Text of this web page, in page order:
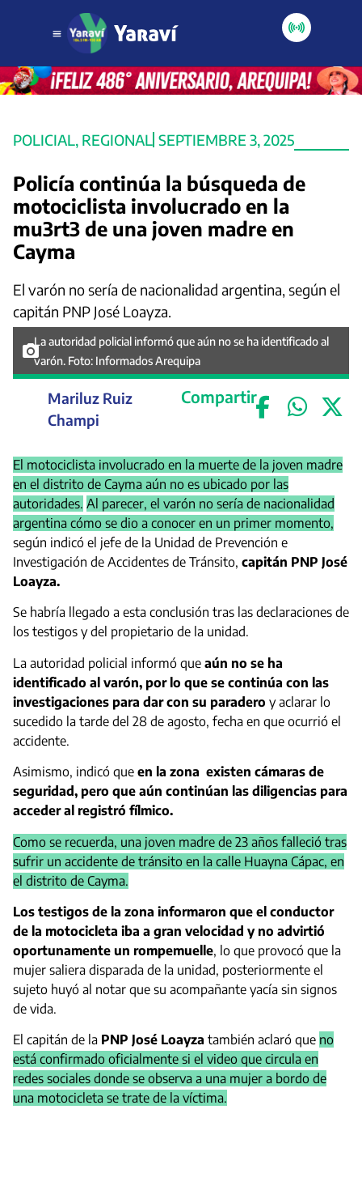
POLICIAL, REGIONAL SEPTIEMBRE 3, 2025
Policía continúa la búsqueda de
motociclista involucrado en la
mu3rt3 de una joven madre en
Cayma
El varón no sería de nacionalidad argentina, según el
capitán PNP José Loayza.
La autoridad policial informó que aún no se ha identificado al
varón. Foto: Informados Arequipa
Mariluz Ruiz
Champi
Compartir
El motociclista involucrado en la muerte de la joven madre
en el distrito de Cayma aún no es ubicado por las
autoridades. Al parecer, el varón no sería de nacionalidad
argentina cómo se dio a conocer en un primer momento,
según indicó el jefe de la Unidad de Prevención e
Investigación de Accidentes de Tránsito, capitán PNP José
Loayza.
Se habría llegado a esta conclusión tras las declaraciones de
los testigos y del propietario de la unidad.
La autoridad policial informó que aún no se ha
identificado al varón, por lo que se continúa con las
investigaciones para dar con su paradero y aclarar lo
sucedido la tarde del 28 de agosto, fecha en que ocurrió el
accidente.
Asimismo, indicó que en la zona existen cámaras de
seguridad, pero que aún continúan las diligencias para
acceder al registró fílmico.
Como se recuerda, una joven madre de 23 años falleció tras
sufrir un accidente de tránsito en la calle Huayna Cápac, en
el distrito de Cayma.
Los testigos de la zona informaron que el conductor
de la motocicleta iba a gran velocidad y no advirtió
oportunamente un rompemuelle, lo que provocó que la
mujer saliera disparada de la unidad, posteriormente el
sujeto huyó al notar que su acompañante yacía sin signos
de vida.
El capitán de la PNP José Loayza también aclaró que no
está confirmado oficialmente si el video que circula en
redes sociales donde se observa a una mujer a bordo de
una motocicleta se trate de la víctima.